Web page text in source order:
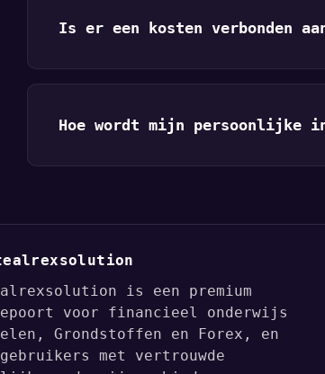
Is er een kosten verbonden
Hoe wordt mijn persoonlijke
is een premium
voor financieel onderwijs
Grondstoffen en Forex, en
met vertrouwde